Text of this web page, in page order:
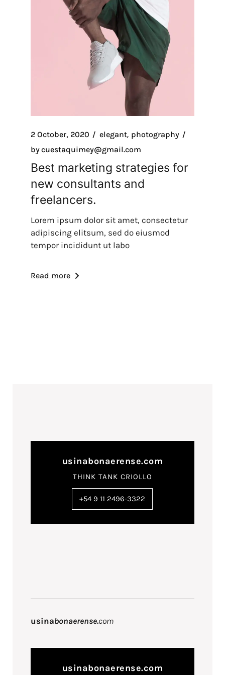
2 October, 2020 elegant photography
bycuestaquimey@gmail.com
Best marketing strategies for
new consultants and
freelancers.
Lorem ipsum dolor sit amet, consectetur
adipiscing elitsum, sed do eiusmod
tempor incididunt ut labo
Read more
usinabonaerense.com
THINK TANK CRIOLLO
+54 9 11 2496-3322
usinabonaerense.com
usinabonaerense.com